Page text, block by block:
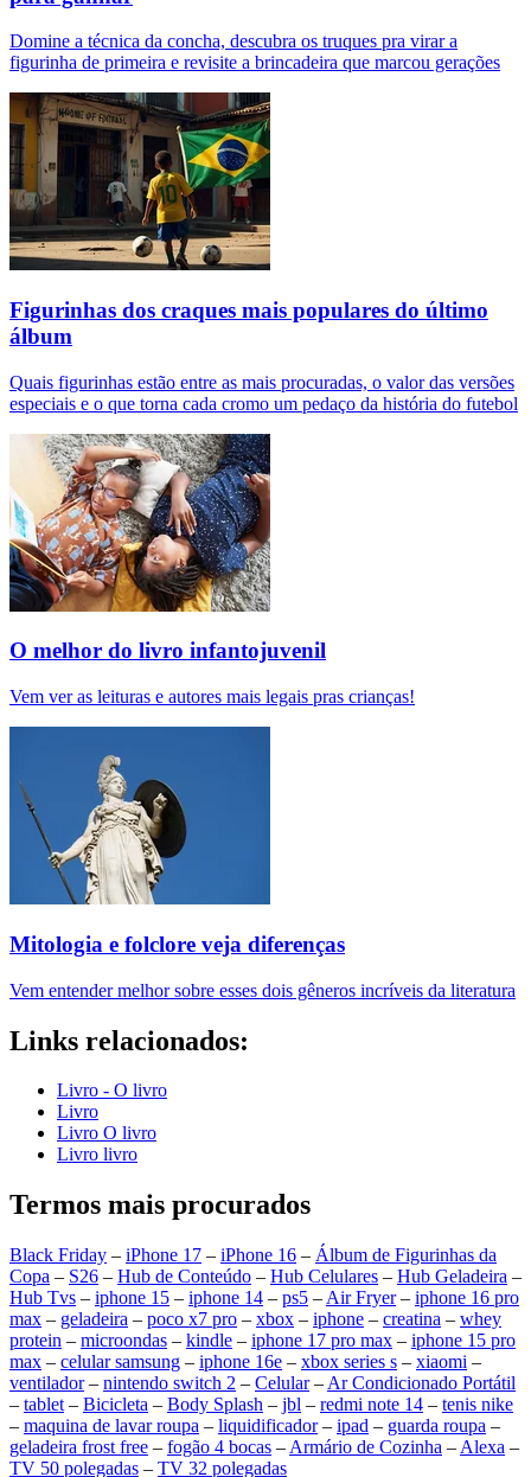
Domine a técnica da concha, descubra os truques pra virar a
figurinha de primeira e revisite a brincadeira que marcou gerações
Figurinhas dos craques mais populares do último
álbum
Quais figurinhas estão entre as mais procuradas, o valor das versões
especiais e o que torna cada cromo um pedaço da história do futebol
O melhor do livro infantojuvenil
Vem ver as leituras e autores mais legais pras crianças!
Mitologia e folclore veja diferenças
Vem entender melhor sobre esses dois gêneros incríveis da literatura
Links relacionados:
Livro - O livro
Livro
Livro O livro
Livro livro
Termos mais procurados
Black Friday – iPhone 17 – iPhone 16 – Álbum de Figurinhas da
Copa – S26 – Hub de Conteúdo – Hub Celulares – Hub Geladeira –
Hub Tvs – iphone 15 – iphone 14 – ps5 – Air Fryer– iphone 16 pro
max – geladeira – poco x7 pro – xbox – iphone – creatina – whey
protein – microondas – kindle – iphone 17 pro max – iphone 15 pro
max – celular samsung – iphone 16e – xbox series s – xiaomi –
ventilador– nintendo switch 2 – Celular– Ar Condicionado Portátil
– tablet – Bicicleta – Body Splash – jbl – redmi note 14 – tenis nike
– maquina de lavar roupa – liquidificador– ipad – guarda roupa –
geladeira frost free – fogão 4 bocas – Armário de Cozinha – Alexa –
TV 50 polegadas – TV 32 polegadas